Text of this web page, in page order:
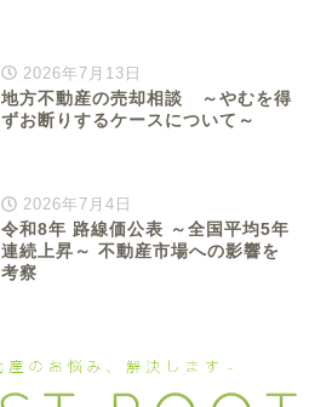
2026年7月13日
地方不動産の売却相談 ～やむを得
ずお断りするケースについて～
2026年7月4日
令和8年 路線価公表 ～全国平均5年
連続上昇～ 不動産市場への影響を
考察